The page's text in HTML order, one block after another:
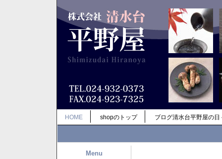
HOME shopのトップ ブログ清水台平野屋の日
Menu